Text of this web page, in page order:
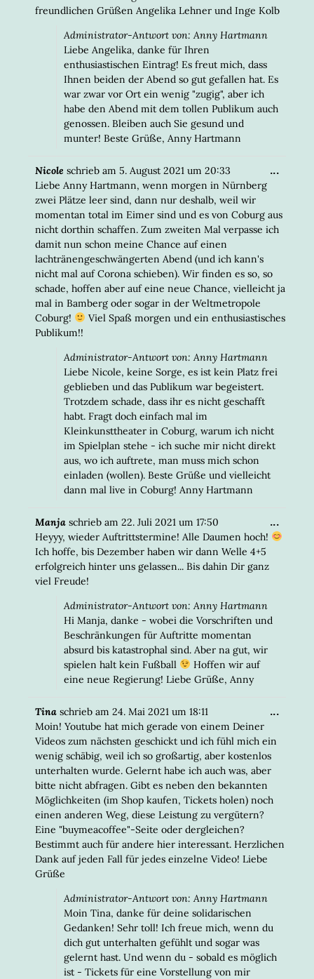
freundlichen Grüßen Angelika Lehner und Inge Kolb
Administrator-Antwort von: Anny Hartmann
Liebe Angelika, danke für Ihren
enthusiastischen Eintrag! Es freut mich, dass
Ihnen beiden der Abend so gut gefallen hat. Es
war zwar vor Ort ein wenig "zugig", aber ich
habe den Abend mit dem tollen Publikum auch
genossen. Bleiben auch Sie gesund und
munter! Beste Grüße, Anny Hartmann
Nicole schrieb am 5. August 2021 um 20:33
Liebe Anny Hartmann, wenn morgen in Nürnberg
zwei Plätze leer sind, dann nur deshalb, weil wir
momentan total im Eimer sind und es von Coburg aus
nicht dorthin schaffen. Zum zweiten Mal verpasse ich
damit nun schon meine Chance auf einen
lachtränengeschwängerten Abend (und ich kann's
nicht mal auf Corona schieben). Wir finden es so, so
schade, hoffen aber auf eine neue Chance, vielleicht ja
mal in Bamberg oder sogar in der Weltmetropole
Coburg!
Viel Spaß morgen und ein enthusiastisches
Publikum!!
Administrator-Antwort von: Anny Hartmann
Liebe Nicole, keine Sorge, es ist kein Platz frei
geblieben und das Publikum war begeistert.
Trotzdem schade, dass ihr es nicht geschafft
habt. Fragt doch einfach mal im
Kleinkunsttheater in Coburg, warum ich nicht
im Spielplan stehe - ich suche mir nicht direkt
aus, wo ich auftrete, man muss mich schon
einladen (wollen). Beste Grüße und vielleicht
dann mal live in Coburg! Anny Hartmann
...DIESE
Manja schrieb am 22. Juli 2021 um 17:50
Heyyy, wieder Auftrittstermine! Alle Daumen hoch!
Ich hoffe, bis Dezember haben wir dann Welle 4+5
erfolgreich hinter uns gelassen... Bis dahin Dir ganz
viel Freude!
Administrator-Antwort von: Anny Hartmann
Hi Manja, danke - wobei die Vorschriften und
Beschränkungen für Auftritte momentan
absurd bis katastrophal sind. Aber na gut, wir
spielen halt kein Fußball
Hoffen wir auf
eine neue Regierung! Liebe Grüße, Anny
...DIESE
Tina schrieb am 24. Mai 2021 um 18:11
Moin! Youtube hat mich gerade von einem Deiner
Videos zum nächsten geschickt und ich fühl mich ein
wenig schäbig, weil ich so großartig, aber kostenlos
unterhalten wurde. Gelernt habe ich auch was, aber
bitte nicht abfragen. Gibt es neben den bekannten
Möglichkeiten (im Shop kaufen, Tickets holen) noch
einen anderen Weg, diese Leistung zu vergütern?
Eine "buymeacoffee"-Seite oder dergleichen?
Bestimmt auch für andere hier interessant. Herzlichen
Dank auf jeden Fall für jedes einzelne Video! Liebe
Grüße
Administrator-Antwort von: Anny Hartmann
Moin Tina, danke für deine solidarischen
Gedanken! Sehr toll! Ich freue mich, wenn du
dich gut unterhalten gefühlt und sogar was
gelernt hast. Und wenn du - sobald es möglich
ist - Tickets für eine Vorstellung von mir
...DIESE